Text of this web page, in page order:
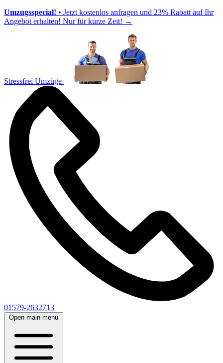
Umzugsspecial! • Jetzt kostenlos anfragen und 23% Rabatt auf Ihr
Angebot erhalten! Nur für kurze Zeit! →
Stressfrei Umzüge
01579-2632713
Open main menu